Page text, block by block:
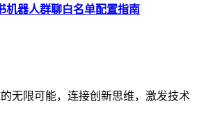
机器人群聊白名单配置指南
无限可能，连接创新思维，激发技术